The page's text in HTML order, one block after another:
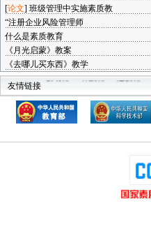
[论文] 班级管理中实施素质教
“注册企业风险管理师
什么是素质教育
《月光启蒙》教案
《去哪儿买东西》教学
友情链接
教育部 科技部 建设部